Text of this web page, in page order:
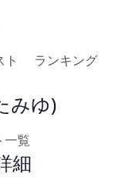
ト ランキング
みゆ)
一覧
細